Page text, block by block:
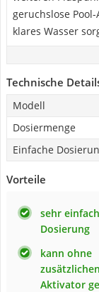
geruchslose
klares Wasser
Technische
Modell
Dosiermenge
Einfache
Vorteile
sehr
Dosierung
kann ohne
zusätzlichen
Aktivator